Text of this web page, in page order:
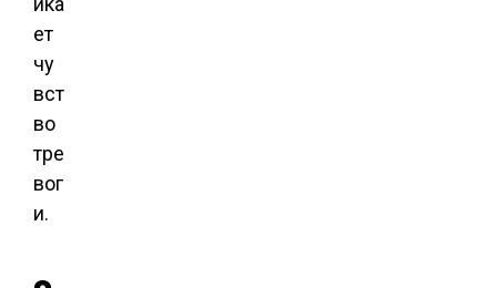
ет
чу
вст
во
тре
вог
и.